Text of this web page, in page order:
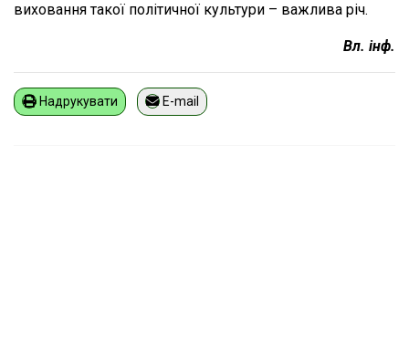
виховання такої політичної культури – важлива річ.
Вл. інф.
Надрукувати E-mail